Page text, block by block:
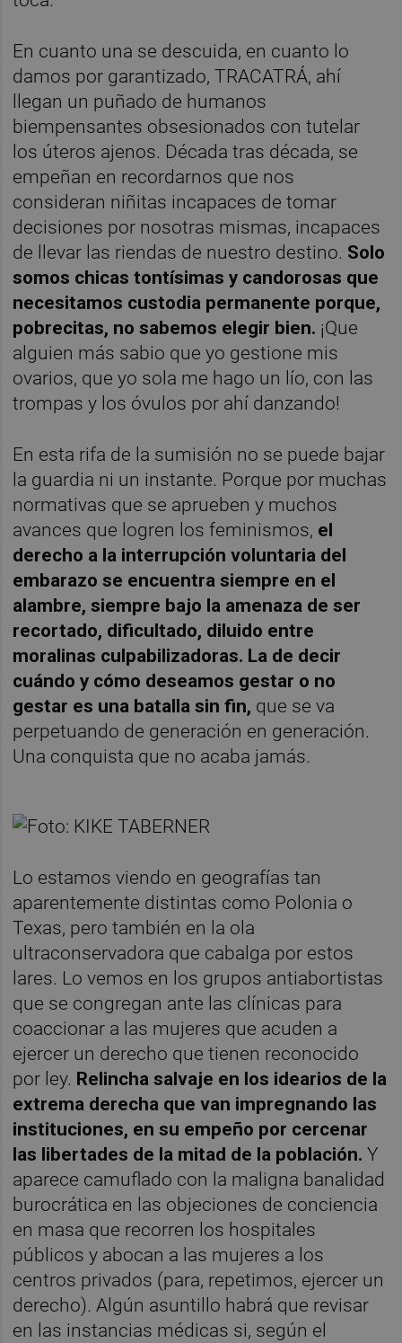
En cuanto una se descuida, en cuanto lo
damos por garantizado, TRACATRÁ, ahí
llegan un puñado de humanos
biempensantes obsesionados con tutelar
los úteros ajenos. Década tras década, se
empeñan en recordarnos que nos
consideran niñitas incapaces de tomar
decisiones por nosotras mismas, incapaces
de llevar las riendas de nuestro destino. Solo
somos chicastontísimas y candorosas que
necesitamos custodia permanente porque,
pobrecitas, no sabemos elegir bien. ¡Que
alguien más sabio que yo gestione mis
ovarios, que yo sola me hago un lío, con las
trompas y los óvulos por ahí danzando!
En esta rifa de la sumisión no se puede bajar
la guardia ni un instante. Porque por muchas
normativas que se aprueben y muchos
avances que logren los feminismos, el
derecho a la interrupción voluntaria del
embarazo se encuentra siempre en el
alambre, siempre bajo la amenaza de ser
recortado, dificultado, diluido entre
moralinas culpabilizadoras. La de decir
cuándo y cómo deseamos gestar o no
gestar es una batalla sin fin, que se va
perpetuando de generación en generación.
Una conquista que no acaba jamás.
Lo estamos viendo en geografías tan
aparentemente distintas como Polonia o
Texas, pero también en la ola
ultraconservadora que cabalga por estos
lares. Lo vemos en los grupos antiabortistas
que se congregan ante las clínicas para
coaccionar a las mujeres que acuden a
ejercer un derecho que tienen reconocido
por ley. Relincha salvaje en los idearios de la
extrema derecha que van impregnando las
instituciones, en su empeño por cercenar
las libertades de la mitad de la población.Y
aparece camuflado con la maligna banalidad
burocrática en las objeciones de conciencia
en masa que recorren los hospitales
públicos y abocan a las mujeres a los
centros privados (para, repetimos, ejercer un
derecho). Algún asuntillo habrá que revisar
en las instancias médicas si, según el